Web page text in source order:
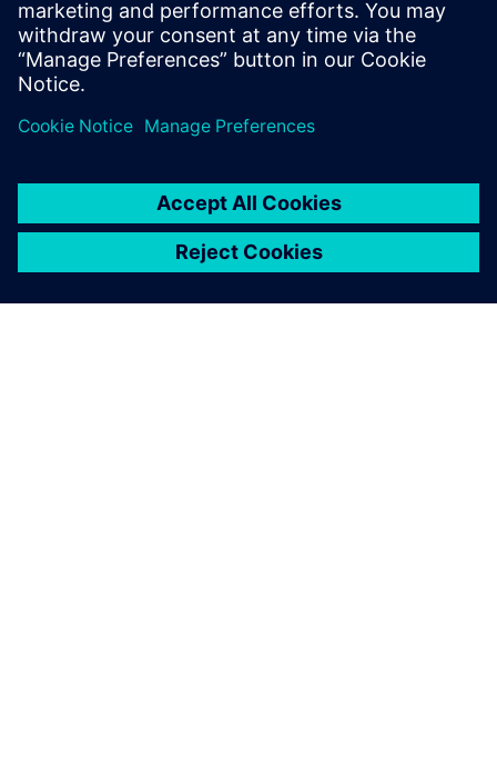
Kjører ERP-system
budsjett og CFO-godkjenning